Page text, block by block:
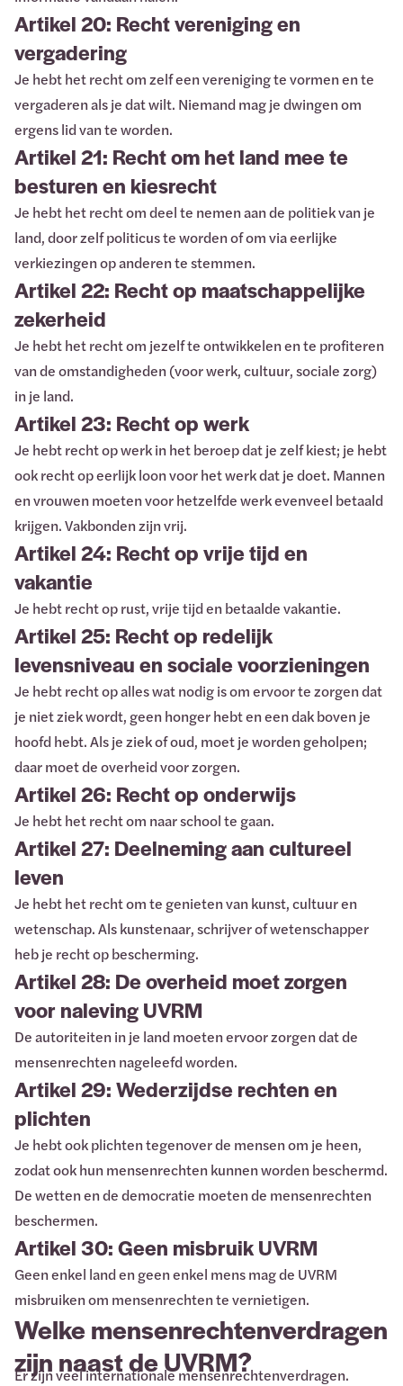
Artikel 20: Recht vereniging en
vergadering
Je hebt het recht om zelf een vereniging te vormen en te
vergaderen als je dat wilt. Niemand mag je dwingen om
ergens lid van te worden.
Artikel 21: Recht om het land mee te
besturen en kiesrecht
Je hebt het recht om deel te nemen aan de politiek van je
land, door zelf politicus te worden of om via eerlijke
verkiezingen op anderen te stemmen.
Artikel 22: Recht op maatschappelijke
zekerheid
Je hebt het recht om jezelf te ontwikkelen en te profiteren
van de omstandigheden (voor werk, cultuur, sociale zorg)
in je land.
Artikel 23: Recht op werk
Je hebt recht op werk in het beroep dat je zelf kiest; je hebt
ook recht op eerlijk loon voor het werk dat je doet. Mannen
en vrouwen moeten voor hetzelfde werk evenveel betaald
krijgen. Vakbonden zijn vrij.
Artikel 24: Recht op vrije tijd en
vakantie
Je hebt recht op rust, vrije tijd en betaalde vakantie.
Artikel 25: Recht op redelijk
levensniveau en sociale voorzieningen
Je hebt recht op alles wat nodig is om ervoor te zorgen dat
je niet ziek wordt, geen honger hebt en een dak boven je
hoofd hebt. Als je ziek of oud, moet je worden geholpen;
daar moet de overheid voor zorgen.
Artikel 26: Recht op onderwijs
Je hebt het recht om naar school te gaan.
Artikel 27: Deelneming aan cultureel
leven
Je hebt het recht om te genieten van kunst, cultuur en
wetenschap. Als kunstenaar, schrijver of wetenschapper
heb je recht op bescherming.
Artikel 28: De overheid moet zorgen
voor naleving UVRM
De autoriteiten in je land moeten ervoor zorgen dat de
mensenrechten nageleefd worden.
Artikel 29: Wederzijdse rechten en
plichten
Je hebt ook plichten tegenover de mensen om je heen,
zodat ook hun mensenrechten kunnen worden beschermd.
De wetten en de democratie moeten de mensenrechten
beschermen.
Artikel 30: Geen misbruik UVRM
Geen enkel land en geen enkel mens mag de UVRM
misbruiken om mensenrechten te vernietigen.
Welke mensenrechtenverdragen
zijn naast de UVRM?
Er zijn veel internationale mensenrechtenverdragen.